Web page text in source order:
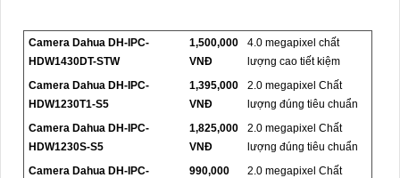
Camera Dahua DH-IPC-
HDW1430DT-STW
1,500,000
VNĐ
4.0 megapixel chất
lượng cao tiết kiệm
Camera Dahua DH-IPC-
HDW1230T1-S5
1,395,000
VNĐ
2.0 megapixel Chất
lượng đúng tiêu chuẩn
Camera Dahua DH-IPC-
HDW1230S-S5
1,825,000
VNĐ
2.0 megapixel Chất
lượng đúng tiêu chuẩn
Camera Dahua DH-IPC-
990,000
2.0 megapixel Chất